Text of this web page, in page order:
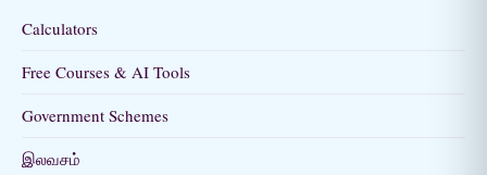
Calculators
Free Courses & AI Tools
Government Schemes
இலவசம்